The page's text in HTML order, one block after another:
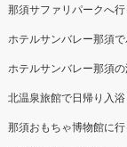
那須サファリパークへ行
ホテルサンバレー那須
ホテルサンバレー那須
北温泉旅館で日帰り入
那須おもちゃ博物館に行